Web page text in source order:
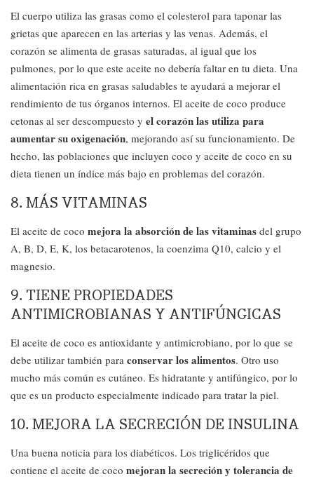
El cuerpo utiliza las grasas como el colesterol para taponar las
grietas que aparecen en las arterias y las venas. Además, el
corazón se alimenta de grasas saturadas, al igual que los
pulmones, por lo que este aceite no debería faltar en tu dieta. Una
alimentación rica en grasas saludables te ayudará a mejorar el
rendimiento de tus órganos internos. El aceite de coco produce
cetonas al ser descompuesto y el corazón las utiliza para
aumentar su oxigenación, mejorando así su funcionamiento. De
hecho, las poblaciones que incluyen coco y aceite de coco en su
dieta tienen un índice más bajo en problemas del corazón.
8. MÁS VITAMINAS
El aceite de coco mejora la absorción de las vitaminas del grupo
A, B, D, E, K, los betacarotenos, la coenzima Q10, calcio y el
magnesio.
9. TIENE PROPIEDADES
ANTIMICROBIANAS Y ANTIFÚNGICAS
El aceite de coco es antioxidante y antimicrobiano, por lo que se
debe utilizar también para conservar los alimentos. Otro uso
mucho más común es cutáneo. Es hidratante y antifúngico, por lo
que es un producto especialmente indicado para tratar la piel.
10. MEJORA LA SECRECIÓN DE INSULINA
Una buena noticia para los diabéticos. Los triglicéridos que
contiene el aceite de coco mejoran la secreción y tolerancia de